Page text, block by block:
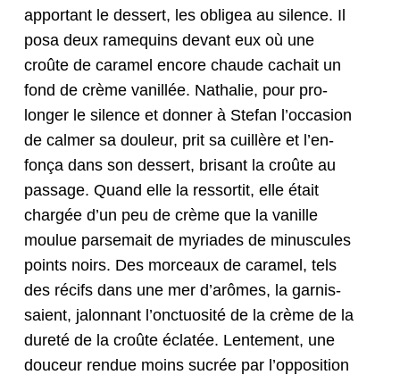
appor­tant le dessert, les oblig­ea au silence. Il
posa deux rame­quins devant eux où une
croûte de caramel encore chaude cachait un
fond de crème vanil­lée. Nathalie, pour pro­
longer le silence et don­ner à Ste­fan l’oc­ca­sion
de calmer sa douleur, prit sa cuil­lère et l’en­
fonça dans son dessert, brisant la croûte au
pas­sage. Quand elle la ressor­tit, elle était
chargée d’un peu de crème que la vanille
moulue parse­mait de myr­i­ades de minus­cules
points noirs. Des morceaux de caramel, tels
des récifs dans une mer d’arômes, la gar­nis­
saient, jalon­nant l’onc­tu­osité de la crème de la
dureté de la croûte éclatée. Lente­ment, une
douceur ren­due moins sucrée par l’op­po­si­tion